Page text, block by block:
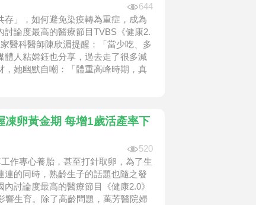
644
」，如何避免染疫轉為重症，成為
論度最高的醫療節目TVBS《健康2.
醫科醫師陳欣湄提醒：「當少吃、多
人粘嫦鈺也分享，過去走了很多減
，她幽默自嘲：「體重高峰時期，真
卵黃金期 每增1歲活產率下
520
作專心養胎，甚至打針取卵，為了生
的同時，熟齡生子的話題也隨之發
討論度最高的醫療節目《健康2.0》
響生育。除了高齡問題，萬芳醫院婦